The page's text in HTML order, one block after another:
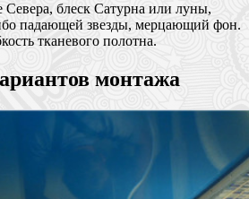
блеск Сатурна или луны,
падающей звезды, мерцающий фон.
тканевого полотна.
монтажа